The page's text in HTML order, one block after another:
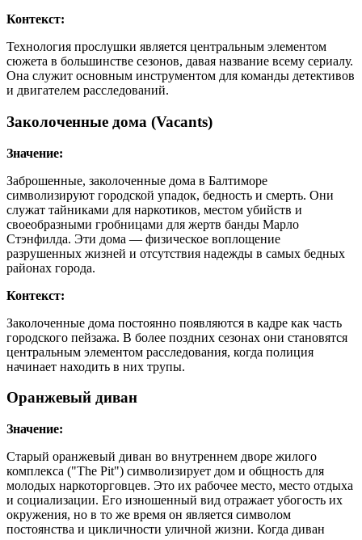
Контекст:
Технология прослушки является центральным элементом
сюжета в большинстве сезонов, давая название всему сериалу.
Она служит основным инструментом для команды детективов
и двигателем расследований.
Заколоченные дома (Vacants)
Значение:
Заброшенные, заколоченные дома в Балтиморе
символизируют городской упадок, бедность и смерть. Они
служат тайниками для наркотиков, местом убийств и
своеобразными гробницами для жертв банды Марло
Стэнфилда. Эти дома — физическое воплощение
разрушенных жизней и отсутствия надежды в самых бедных
районах города.
Контекст:
Заколоченные дома постоянно появляются в кадре как часть
городского пейзажа. В более поздних сезонах они становятся
центральным элементом расследования, когда полиция
начинает находить в них трупы.
Оранжевый диван
Значение:
Старый оранжевый диван во внутреннем дворе жилого
комплекса ("The Pit") символизирует дом и общность для
молодых наркоторговцев. Это их рабочее место, место отдыха
и социализации. Его изношенный вид отражает убогость их
окружения, но в то же время он является символом
постоянства и цикличности уличной жизни. Когда диван